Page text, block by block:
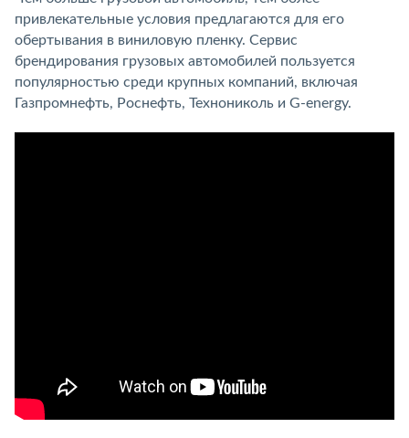
привлекательные условия предлагаются для его
обертывания в виниловую пленку. Сервис
брендирования грузовых автомобилей пользуется
популярностью среди крупных компаний, включая
Газпромнефть, Роснефть, Технониколь и G-energy.